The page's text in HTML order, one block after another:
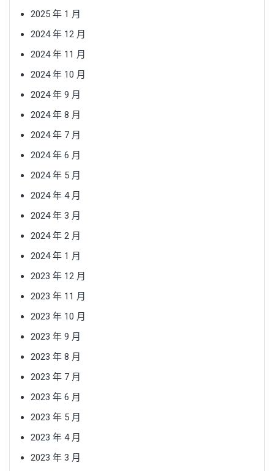
2025 年 1 月
2024 年 12 月
2024 年 11 月
2024 年 10 月
2024 年 9 月
2024 年 8 月
2024 年 7 月
2024 年 6 月
2024 年 5 月
2024 年 4 月
2024 年 3 月
2024 年 2 月
2024 年 1 月
2023 年 12 月
2023 年 11 月
2023 年 10 月
2023 年 9 月
2023 年 8 月
2023 年 7 月
2023 年 6 月
2023 年 5 月
2023 年 4 月
2023 年 3 月